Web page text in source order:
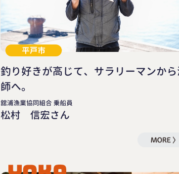
平戸市
釣り好きが高じて、サラリーマンか
師へ。
舘浦漁業協同組合 乗船員
松村 信宏さん